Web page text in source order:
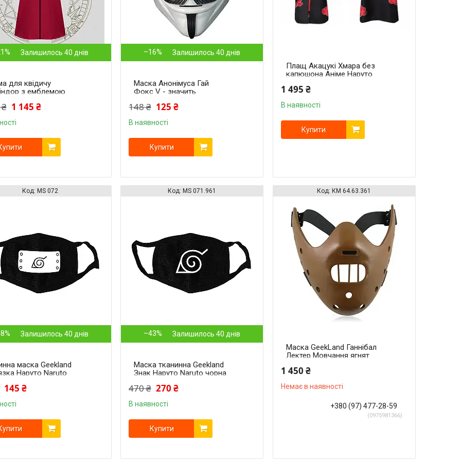
Залишилось 40 днів
для квідичу
з емблемою
HP 6.110.784
1 145 ₴
–16% Залишилось 40 днів
Маска Анонімуса Гай
Фокс V - значить
148 ₴ 125 ₴
В наявності
Купити
Плащ Акацукі Хмара без
капюшона Аніме Наруто
1 495 ₴
В наявності
Купити
MS 072
Залишилось 40 днів
маска Geekland
Наруто Naruto
145 ₴
MS 071.961
–43% Залишилось 40 днів
Маска тканинна Geekland
Знак Наруто Naruto чорна
470 ₴ 270 ₴
В наявності
Купити
КМ 64.63.361
Маска GeekLand Ганнібал
Лектер Мовчання ягнят
of the Lambs КМ 64.63.361
1 450 ₴
Немає в наявності
+380 (97) 477-28-59
0975981366